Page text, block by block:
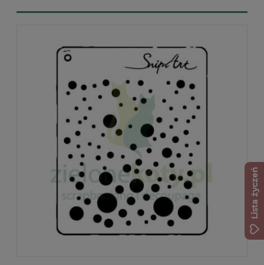
Lista życzeń